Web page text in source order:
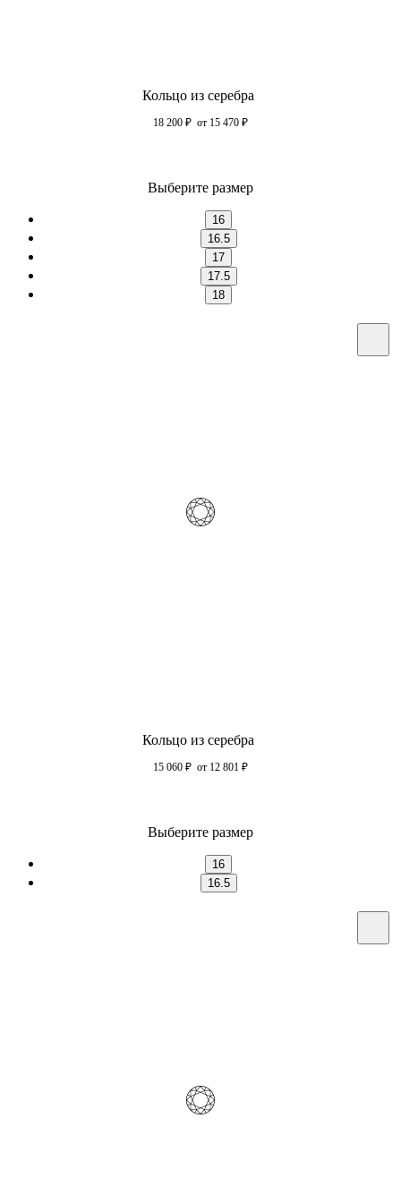
Кольцо из серебра
18 200 ₽ от 15 470 ₽
Выберите размер
16
16.5
17
17.5
18
Кольцо из серебра
15 060 ₽ от 12 801 ₽
Выберите размер
16
16.5